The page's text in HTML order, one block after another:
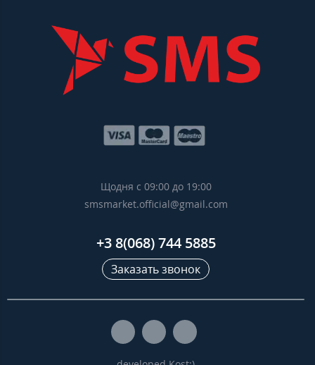
Щодня с 09:00 до 19:00
smsmarket.official@gmail.com
+3 8(068) 744 5885
Заказать звонок